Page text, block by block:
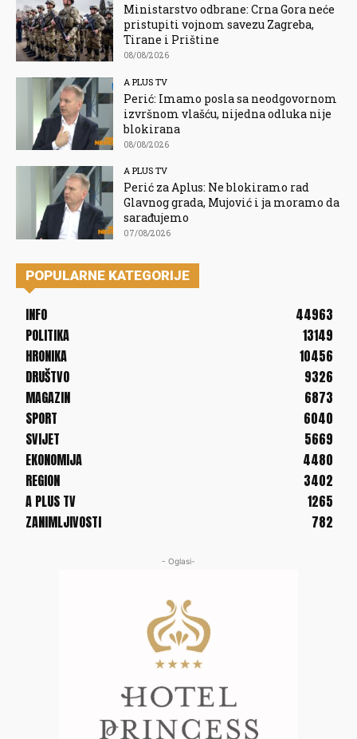
Ministarstvo odbrane: Crna Gora neće
pristupiti vojnom savezu Zagreba,
Tirane i Prištine
08/08/2026
A PLUS TV
Perić: Imamo posla sa neodgovornom
izvršnom vlašću, nijedna odluka nije
blokirana
08/08/2026
A PLUS TV
Perić za Aplus: Ne blokiramo rad
Glavnog grada, Mujović i ja moramo da
sarađujemo
07/08/2026
POPULARNE KATEGORIJE
INFO
44963
POLITIKA
13149
HRONIKA
10456
DRUŠTVO
9326
MAGAZIN
6873
SPORT
6040
SVIJET
5669
EKONOMIJA
4480
REGION
3402
A PLUS TV
1265
ZANIMLJIVOSTI
782
- Oglasi-